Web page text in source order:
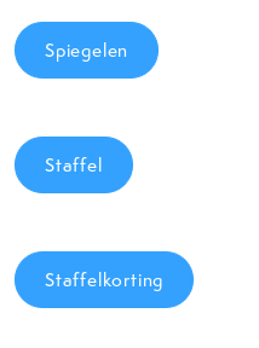
Spiegelen
Staffel
Staffelkorting